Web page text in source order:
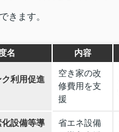
きます。
名 内容
利用促進
空き家の改
修費用を支
援
設備等導
省エネ設備